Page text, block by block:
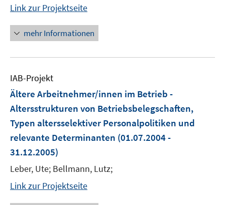
Link zur Projektseite
mehr Informationen
IAB-Projekt
Ältere Arbeitnehmer/innen im Betrieb -
Altersstrukturen von Betriebsbelegschaften,
Typen altersselektiver Personalpolitiken und
relevante Determinanten (01.07.2004 -
31.12.2005)
Leber, Ute; Bellmann, Lutz;
Link zur Projektseite